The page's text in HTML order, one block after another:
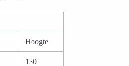
Hoogte
130